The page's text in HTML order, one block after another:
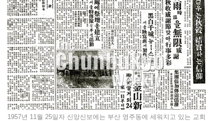
1957년 11월 25일자 신앙신보에는 부산 영주동에 세워지고 있는 교회